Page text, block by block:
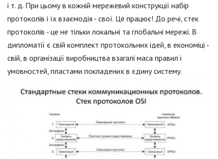
і т. д. При цьому в кожній мережевий конструкції набір
протоколів і їх взаємодія - свої. Це працює! До речі, стек
протоколів - це не тільки локальні та глобальні мережі. В
дипломатії є свій комплект протокольних ідей, в економіці -
свій, в організації виробництва взагалі маса правил і
умовностей, пластами покладених в єдину систему.